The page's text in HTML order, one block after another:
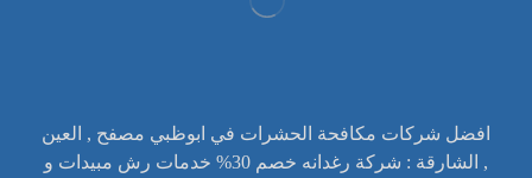
افضل شركات مكافحة الحشرات في ابوظبي مصفح , العين
, الشارقة : شركة رغدانه خصم 30% خدمات رش مبيدات و